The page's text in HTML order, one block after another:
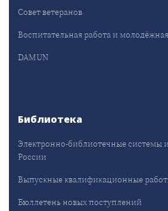
Совет ветеранов
Воспитательная работа и
DAMUN
Библиотека
Электронно-библиотечные системы
России
Выпускные квалификационные
Бюллетень новых поступлений